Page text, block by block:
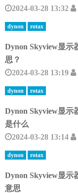
2024-03-28 13:32
dynon rotax
Dynon Skyview显
思？
2024-03-28 13:19
dynon rotax
Dynon Skyview显
是什么
2024-03-28 13:14
dynon rotax
Dynon Skyview显
意思